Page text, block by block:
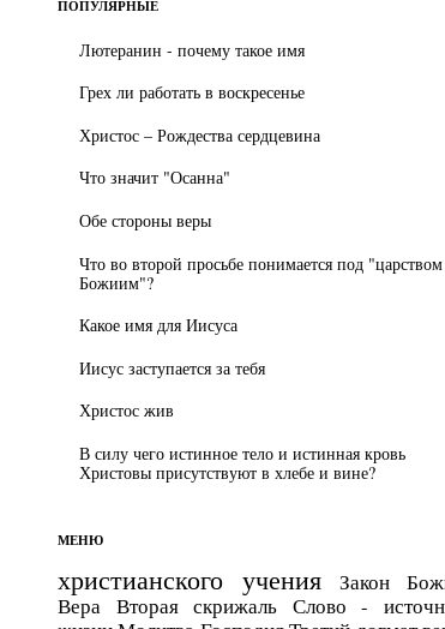
ПОПУЛЯРНЫЕ
Лютеранин - почему такое имя
Грех ли работать в воскресенье
Христос – Рождества сердцевина
Что значит "Осанна"
Обе стороны веры
Что во второй просьбе понимается под "царством
Божиим"?
Какое имя для Иисуса
Иисус заступается за тебя
Христос жив
В силу чего истинное тело и истинная кровь
Христовы присутствуют в хлебе и вине?
МЕНЮ
христианского учения
Закон
Вера Вторая скрижаль Слово -